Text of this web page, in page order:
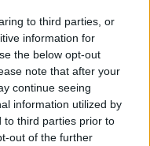
to third parties, or
information for
the below opt-out
note that after your
continue seeing
information utilized by
to third parties prior to
out of the further